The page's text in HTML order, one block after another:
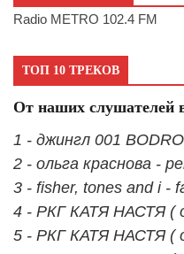
Radio METRO 102.4 FM
ТОП 10 ТРЕКОВ
От наших слушателей
1 - джингл 001
2 - ольга краснова -
3 - fisher, tones and i -
4 - РКГ КАТЯ НАСТЯ (
5 - РКГ КАТЯ НАСТЯ (